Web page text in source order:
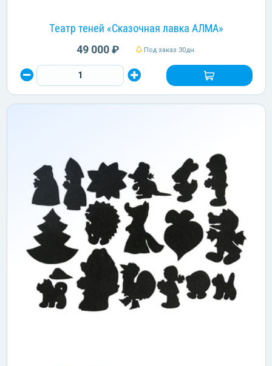
Театр теней «Сказочная лавка АЛМА»
49 000 ₽ Под заказ 30дн.